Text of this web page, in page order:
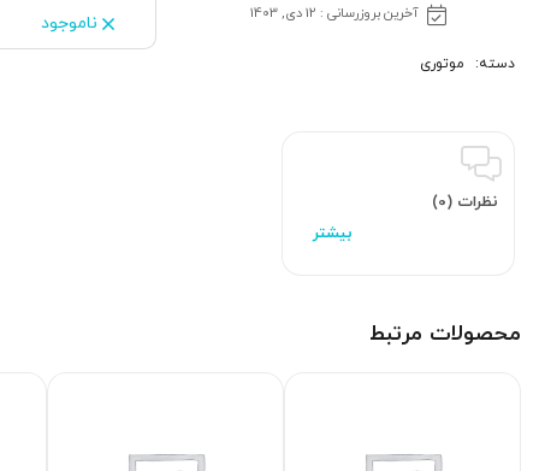
آخرین بروزرسانی : 12 دی, 1403 ناموجود
دسته: موتوری
نظرات (0)
محصولات مرتبط